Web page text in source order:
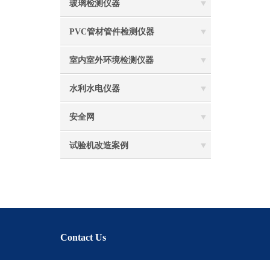
玻璃检测仪器
PVC管材管件检测仪器
室内室外环境检测仪器
水利水电仪器
安全网
试验机改造案例
Contact Us